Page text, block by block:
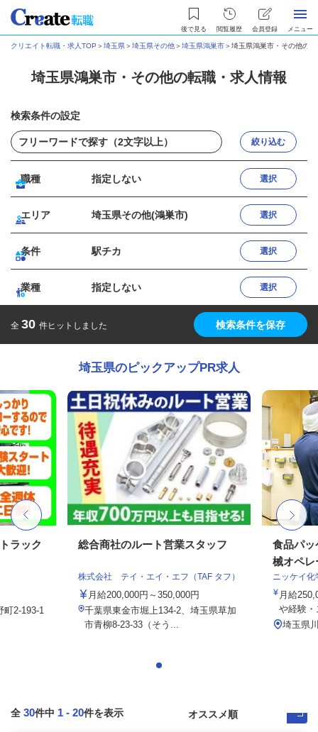
後で見る 閲覧履歴 会員登録 メニュー
クリエイト転職・求人TOP ＞埼玉県＞埼玉県その他＞埼玉県鴻巣市＞埼玉県鴻巣市・その他の
埼玉県鴻巣市・その他の転職・求人情報
検索条件の設定
絞り込む
職種 指定しない 選択
エリア 埼玉県その他(鴻巣市) 選択
条件 駅チカ 選択
業種 指定しない 選択
全 30 件ヒットしました 検索条件を保存
埼玉県のピックアップPR求人
ラック
2-193-1
総合商社のルート営業スタッフ
株式会社 テイ・エイ・エフ（TAF タフ）
月給200,000円～350,000円
千葉県東金市堀上134-2、埼玉県草加
市青柳8-23-33（そう...
食品パッ
械オペレ
ニッケイ
月給
や経験
埼玉県
全 30件中 1 - 20件を表示